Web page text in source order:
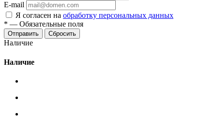
E-mail
Я согласен на обработку персональных данных
* — Обязательные поля
Сбросить
Наличие
Наличие